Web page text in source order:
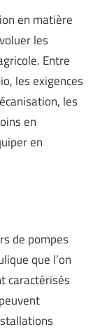
en matière
les
Entre
les exigences
les
en
en
de pompes
que l’on
caractérisés